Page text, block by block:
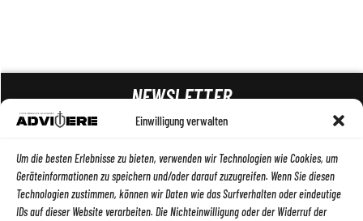
Einwilligung verwalten
Um die besten Erlebnisse zu bieten, verwenden wir Technologien wie Cookies, um
Geräteinformationen zu speichern und/oder darauf zuzugreifen. Wenn Sie diesen
Technologien zustimmen, können wir Daten wie das Surfverhalten oder eindeutige
IDs auf dieser Website verarbeiten. Die Nichteinwilligung oder der Widerruf der
NEWSLETTER